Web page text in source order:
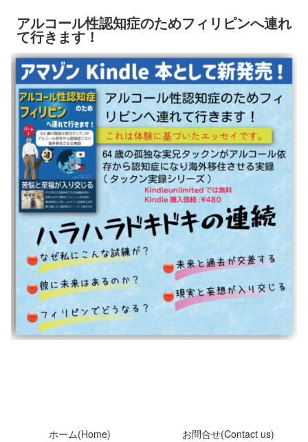
アルコール性認知症のためフィリピンへ連れ
て行きます！
ホーム(Home) お問合せ(Contact us)